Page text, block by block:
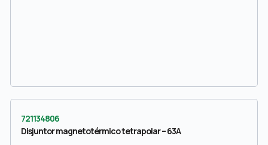
721134806
Disjuntor magnetotérmico tetrapolar – 63A